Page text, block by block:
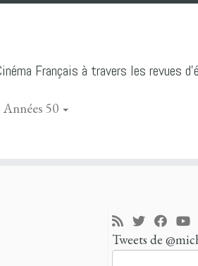
Français à travers les revues
Années 50
Tweets de